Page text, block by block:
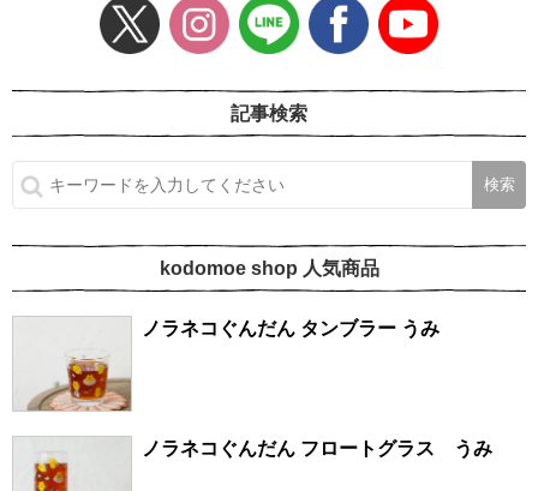
記事検索
kodomoe shop 人気商品
ノラネコぐんだん タンブラー うみ
ノラネコぐんだん フロートグラス うみ